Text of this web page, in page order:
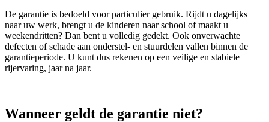
De garantie is bedoeld voor particulier gebruik. Rijdt u dagelijks
naar uw werk, brengt u de kinderen naar school of maakt u
weekendritten? Dan bent u volledig gedekt. Ook onverwachte
defecten of schade aan onderstel- en stuurdelen vallen binnen de
garantieperiode. U kunt dus rekenen op een veilige en stabiele
rijervaring, jaar na jaar.
Wanneer geldt de garantie niet?